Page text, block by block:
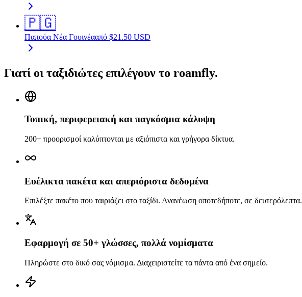
🇵🇬
Παπούα Νέα Γουινέααπό $21.50 USD
Γιατί οι ταξιδιώτες επιλέγουν το roamfly.
Τοπική, περιφερειακή και παγκόσμια κάλυψη
200+ προορισμοί καλύπτονται με αξιόπιστα και γρήγορα δίκτυα.
Ευέλικτα πακέτα και απεριόριστα δεδομένα
Επιλέξτε πακέτο που ταιριάζει στο ταξίδι. Ανανέωση οποτεδήποτε, σε δευτερόλεπτα.
Εφαρμογή σε 50+ γλώσσες, πολλά νομίσματα
Πληρώστε στο δικό σας νόμισμα. Διαχειριστείτε τα πάντα από ένα σημείο.